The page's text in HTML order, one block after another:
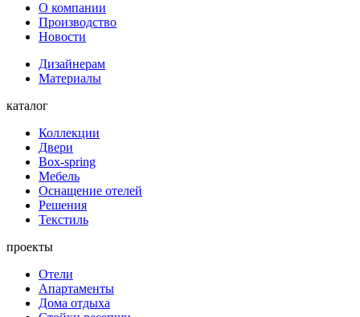
О компании
Производство
Новости
Дизайнерам
Материалы
каталог
Коллекции
Двери
Box-spring
Мебель
Оснащение отелей
Решения
Текстиль
проекты
Отели
Апартаменты
Дома отдыха